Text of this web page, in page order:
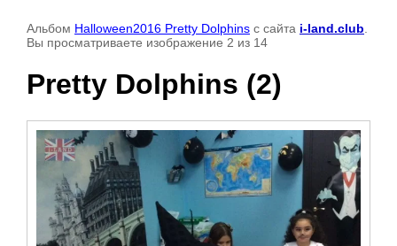
Альбом Halloween2016 Pretty Dolphins с сайта i-land.club
Вы просматриваете изображение 2 из 14
Pretty Dolphins (2)